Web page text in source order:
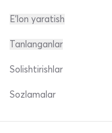
E'lon yaratish
Tanlanganlar
Solishtirishlar
Sozlamalar